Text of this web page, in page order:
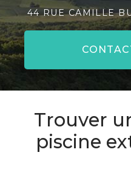
44 RUE CAMILLE
Trouver
piscine